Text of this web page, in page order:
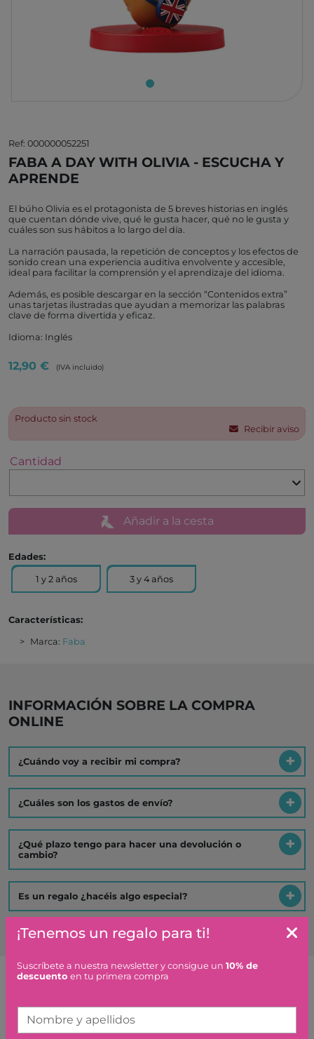
Ref: 000000052251
FABA A DAY WITH OLIVIA - ESCUCHA Y
APRENDE
El búho Olivia es el protagonista de 5 breves historias en inglés
que cuentan dónde vive, qué le gusta hacer, qué no le gusta y
cuáles son sus hábitos a lo largo del día.
La narración pausada, la repetición de conceptos y los efectos de
sonido crean una experiencia auditiva envolvente y accesible,
ideal para facilitar la comprensión y el aprendizaje del idioma.
Además, es posible descargar en la sección “Contenidos extra”
unas tarjetas ilustradas que ayudan a memorizar las palabras
clave de forma divertida y eficaz.
Idioma: Inglés
12,90 € (IVA incluido)
Producto sin stock
Recibir aviso
Cantidad
Añadir a la cesta
Edades:
1 y 2 años 3 y 4 años
Características:
Marca: Faba
INFORMACIÓN SOBRE LA COMPRA
ONLINE
¿Cuándo voy a recibir mi compra?
¿Cuáles son los gastos de envío?
¿Qué plazo tengo para hacer una devolución o
cambio?
Es un regalo ¿hacéis algo especial?
¡Tenemos un regalo para ti!
Suscríbete a nuestra newsletter y consigue un 10% de
descuento en tu primera compra
Nombre y apellidos